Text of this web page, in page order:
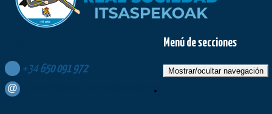
+34 650 091 972
contacto@subacuaticasrealsociedad.com
Menú de secciones
Mostrar/ocultar navegación